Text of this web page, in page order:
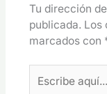
Tu dirección
publicada. Los
marcados con
aquí...